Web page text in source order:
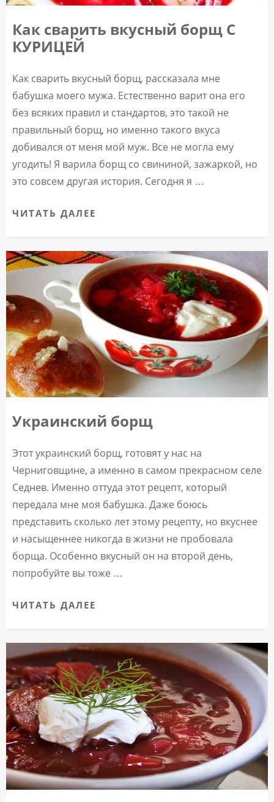
Как сварить вкусный борщ С
КУРИЦЕЙ
Как сварить вкусный борщ, рассказала мне
бабушка моего мужа. Естественно варит она его
без всяких правил и стандартов, это такой не
правильный борщ, но именно такого вкуса
добивался от меня мой муж. Все не могла ему
угодить! Я варила борщ со свининой, зажаркой, но
это совсем другая история. Сегодня я …
ЧИТАТЬ ДАЛЕЕ
Украинский борщ
Этот украинский борщ, готовят у нас на
Черниговщине, а именно в самом прекрасном селе
Седнев. Именно оттуда этот рецепт, который
передала мне моя бабушка. Даже боюсь
представить сколько лет этому рецепту, но вкуснее
и насыщеннее никогда в жизни не пробовала
борща. Особенно вкусный он на второй день,
попробуйте вы тоже …
ЧИТАТЬ ДАЛЕЕ